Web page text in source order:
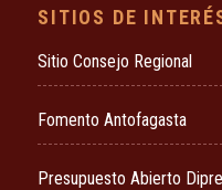
SITIOS DE
Sitio Consejo Regional
Fomento Antofagasta
Presupuesto Abierto